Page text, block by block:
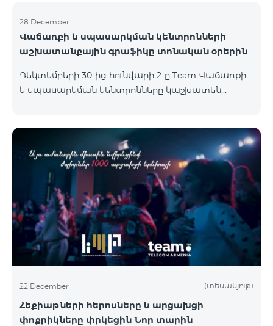
28 December
Վաճառքի և սպասարկման կենտրոնների
աշխատանքային գրաֆիկը տոնական օրերին
Դեկտեմբերի 30-ից hունվարի 2-ը Team Վաճառքի
և սպասարկման կենտրոնները կաշխատեն
Վաճառքի և սպասարկման կենտրոնի հասցեԿ
հասցե 30/12/2023 31/12/2023 1/1/2024 2/1/2024
Ամիրյան Ամիրյան փողոց 3 , 42 տարածք 09:00-
24:00 10:00-20:00 Հանգստյան Հանգստյան
Հյուսիսային պողոտա Հյուսիսային պողոտա 4 ,
տարածք 1/2 09:00-24:00 09:00-20:00 12:00-18:00
12:00-21:00 Փոքր Կենտրոն Աբովյա
22 December (տեսանյութ)
Հեքիաթների հերոսները և արցախցի
փոքրիկները փրկեցին Նոր տարին